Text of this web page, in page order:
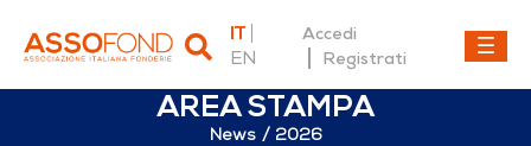
IT
EN
Accedi
Registrati
AREA STAMPA
News 2026